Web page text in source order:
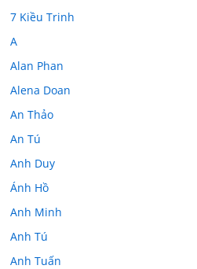
7 Kiều Trinh
A
Alan Phan
Alena Doan
An Thảo
An Tú
Anh Duy
Ánh Hồ
Anh Minh
Anh Tú
Anh Tuấn